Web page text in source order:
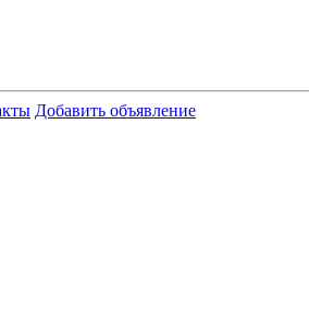
Добавить объявление